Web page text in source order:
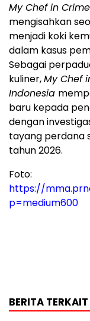
My Chef in Crime
mengisahkan
menjadi koki
dalam kasus
Sebagai
kuliner,My Chef
Indonesia
baru kepada
dengan
tayang perdana
tahun 2026.
Foto:
https://
p=medium600
BERITA TERKAIT